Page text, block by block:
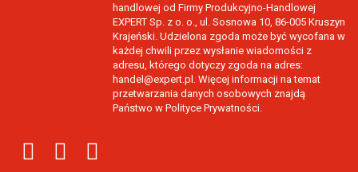
handlowej od Firmy Produkcyjno-Handlowej
EXPERT Sp. z o. o., ul. Sosnowa 10, 86-005 Kruszyn
Krajeński. Udzielona zgoda może być wycofana w
każdej chwili przez wysłanie wiadomości z
adresu, którego dotyczy zgoda na adres:
handel@expert.pl. Więcej informacji na temat
przetwarzania danych osobowych znajdą
Państwo w Polityce Prywatności.